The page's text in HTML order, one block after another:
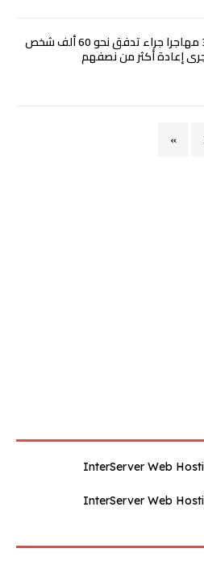
سبتة: وفاة 34 مهاجرا جراء تدفق نحو 60 ألف شخص
إعادة أكثر من نصفهم
»